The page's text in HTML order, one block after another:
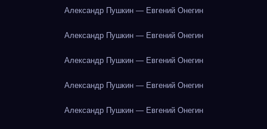
Александр Пушкин — Евгений Онегин
Александр Пушкин — Евгений Онегин
Александр Пушкин — Евгений Онегин
Александр Пушкин — Евгений Онегин
Александр Пушкин — Евгений Онегин